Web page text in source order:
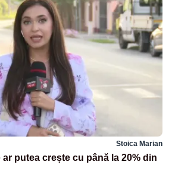
Stoica Marian
putea crește cu până la 20% din